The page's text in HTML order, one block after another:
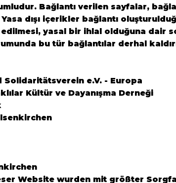
Bağlantı verilen sayfalar,
dışı içerikler bağlantı
yasal bir ihlal olduğuna dair
bu tür bağlantılar derhal
e.V. - Europa
Kültür ve Dayanışma Derneği
Website wurden mit größter